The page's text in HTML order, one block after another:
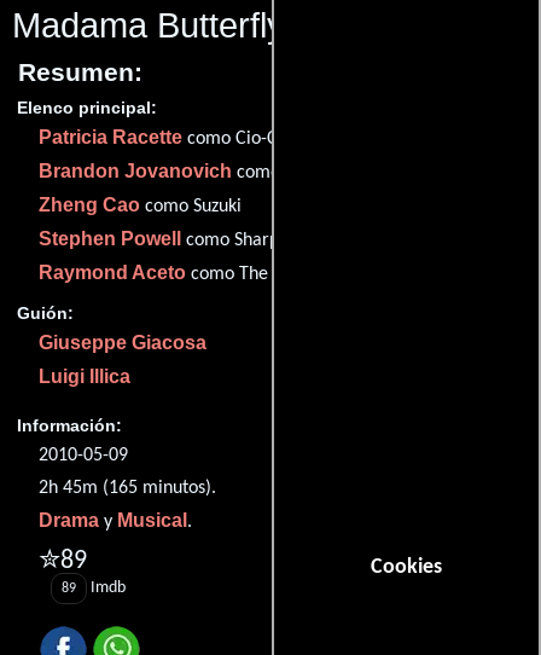
Cookies
Madama Butterfly
Resumen:
Elenco principal:
Patricia Racette como Cio-Cio-San
Brandon Jovanovich como Lt. B.F. Pinkerton
Zheng Cao como Suzuki
Stephen Powell como Sharpless
Raymond Aceto como The Bonze
Guión:
Giuseppe Giacosa
Luigi Illica
Información:
2010-05-09
2h 45m (165 minutos).
Drama y Musical .
✮89
89 Imdb